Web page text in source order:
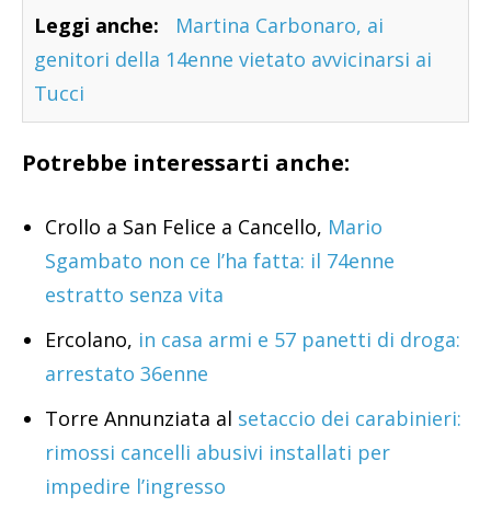
Leggi anche:
Martina Carbonaro, ai
genitori della 14enne vietato avvicinarsi ai
Tucci
Potrebbe interessarti anche:
Crollo a San Felice a Cancello, Mario
Sgambato non ce l’ha fatta: il 74enne
estratto senza vita
Ercolano, in casa armi e 57 panetti di droga:
arrestato 36enne
Torre Annunziata al setaccio dei carabinieri:
rimossi cancelli abusivi installati per
impedire l’ingresso